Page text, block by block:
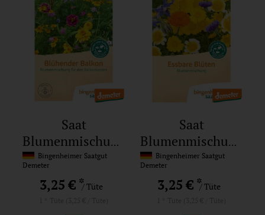
Saat
Blumenmischung
Blühender
Balkon
Bingenheimer Saatgut
Demeter
3,25 € */ Tüte
Saat
Blumenmischung
Essbare Blüten
Bingenheimer Saatgut
Demeter
3,25 € */ Tüte